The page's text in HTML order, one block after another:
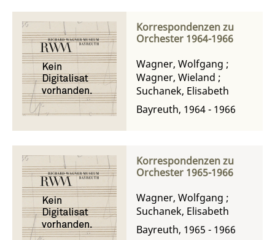
Korrespondenzen zu
Orchester 1964-1966
Wagner, Wolfgang ;
Wagner, Wieland ;
Suchanek, Elisabeth
Bayreuth, 1964 - 1966
Korrespondenzen zu
Orchester 1965-1966
Wagner, Wolfgang ;
Suchanek, Elisabeth
Bayreuth, 1965 - 1966